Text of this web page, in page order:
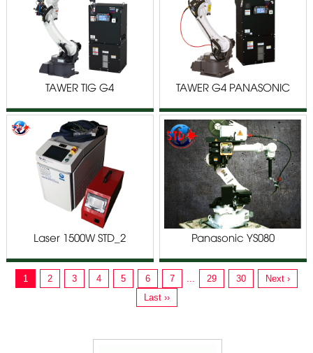
TAWER TIG G4
TAWER G4 PANASONIC
Laser 1500W STD_2 Panasonic YS080
1 2 3 4 5 6 7 29 30
Next ›
Last ››